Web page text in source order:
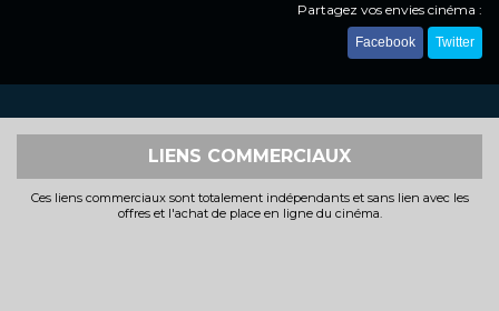
Partagez vos envies cinéma :
Facebook Twitter
LIENS COMMERCIAUX
Ces liens commerciaux sont totalement indépendants et sans lien avec les
offres et l'achat de place en ligne du cinéma.